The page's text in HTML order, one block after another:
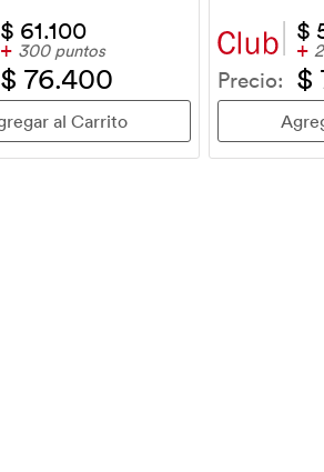
$ 61.100
+ 300 puntos
$ 76.400
$
+
Precio: $